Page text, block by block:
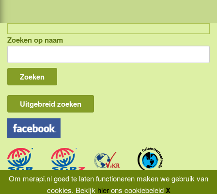
Om merapi.nl goed te laten functioneren maken we gebruik van
cookies. Bekijk hierons cookiebeleidX
Indonesië, eilandcombinaties
Bali
Lombok
Flores & Komodo
Overige Sunda eilanden
Java
Kalimantan
Molukken
Zoeken op naam
Uitgebreid zoeken